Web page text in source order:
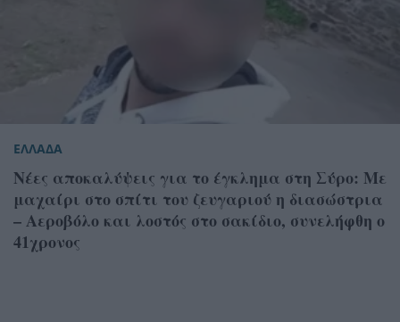
ΕΛΛΑΔΑ
Νέες αποκαλύψεις για το έγκλημα στη Σύρο: Με
μαχαίρι στο σπίτι του ζευγαριού η διασώστρια
– Αεροβόλο και λοστός στο σακίδιο, συνελήφθη ο
41χρονος